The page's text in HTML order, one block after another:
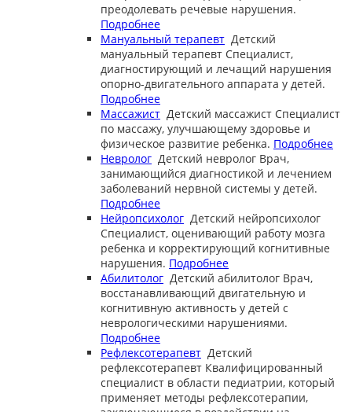
преодолевать речевые нарушения.
Подробнее
Мануальный терапевт Детский
мануальный терапевт Специалист,
диагностирующий и лечащий нарушения
опорно-двигательного аппарата у детей.
Подробнее
Массажист Детский массажист Специалист
по массажу, улучшающему здоровье и
физическое развитие ребенка. Подробнее
Невролог Детский невролог Врач,
занимающийся диагностикой и лечением
заболеваний нервной системы у детей.
Подробнее
Нейропсихолог Детский нейропсихолог
Специалист, оценивающий работу мозга
ребенка и корректирующий когнитивные
нарушения. Подробнее
Абилитолог Детский абилитолог Врач,
восстанавливающий двигательную и
когнитивную активность у детей с
неврологическими нарушениями.
Подробнее
Рефлексотерапевт Детский
рефлексотерапевт Квалифицированный
специалист в области педиатрии, который
применяет методы рефлексотерапии,